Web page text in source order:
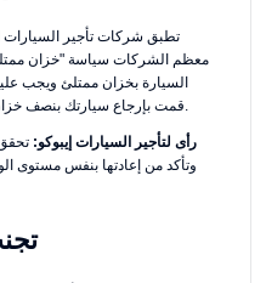
تطبق شركات تأجير
معظم الشركات سياسة "خزان
السيارة بخزان ممتلئ ويجب
قمت بإرجاع سيارتك بنصف خزان الوقود، فقد تدفع رسوم الوقود الزائد.
رأى لتأجير السيارات إيبوكو:
وتأكد من إعادتها بنفس مستوى